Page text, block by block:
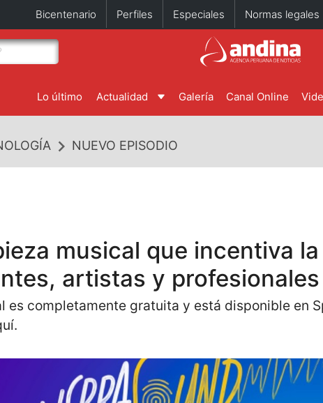
Bicentenario Perfiles Especiales Normas legales
Lo último Actualidad Galería Canal Online
NUEVO EPISODIO
musical que incentiva
artistas y profesionales
es completamente gratuita y está disponible en